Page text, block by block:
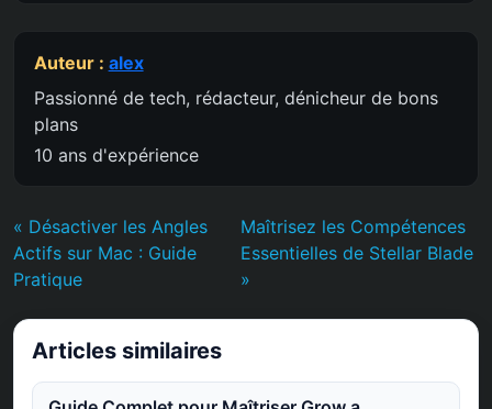
Auteur : alex
Passionné de tech, rédacteur, dénicheur de bons
plans
10 ans d'expérience
« Désactiver les Angles
Actifs sur Mac : Guide
Pratique
Maîtrisez les Compétences
Essentielles de Stellar Blade
»
Articles similaires